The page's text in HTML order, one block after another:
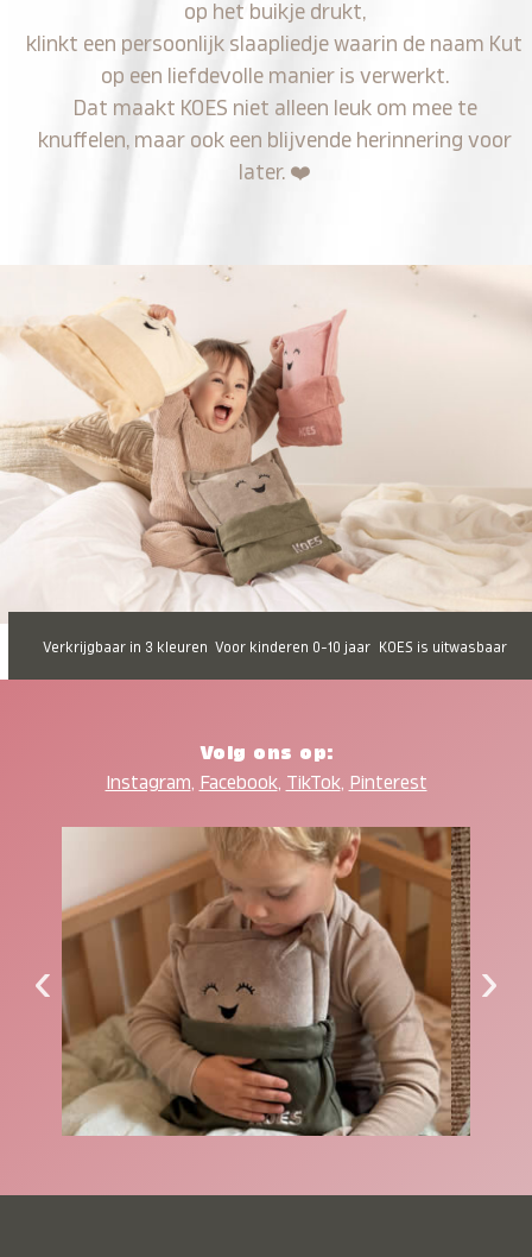
op het buikje drukt,
klinkt een persoonlijk slaapliedje waarin de naam Kut
op een liefdevolle manier is verwerkt.
Dat maakt KOES niet alleen leuk om mee te
knuffelen, maar ook een blijvende herinnering voor
later. ❤️
Verkrijgbaar in 3 kleuren Voor kinderen 0-10 jaar KOES is uitwasbaar
Volg ons op:
Instagram, Facebook, TikTok, Pinterest
‹ ›